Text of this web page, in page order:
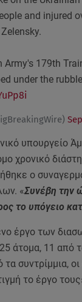
and injured
179th
under the
υπουργείο
χρονικό
ο
«Συνέβη την
το υπόγειο
έργο των
άτομα, 11 από
συντρίμμια,
το έργο